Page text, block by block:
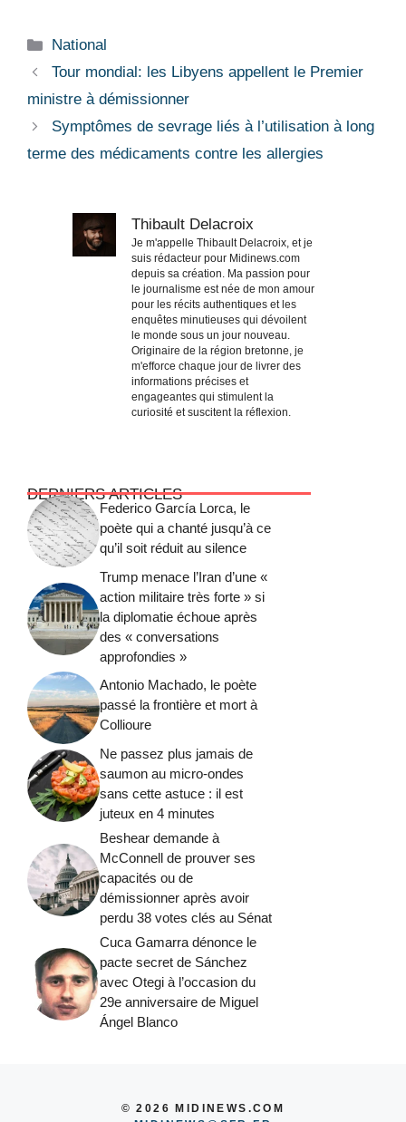
Catégories
National
Tour mondial: les Libyens appellent le Premier
ministre à démissionner
Symptômes de sevrage liés à l’utilisation à long
terme des médicaments contre les allergies
Thibault Delacroix
Je m'appelle Thibault Delacroix, et je
suis rédacteur pour Midinews.com
depuis sa création. Ma passion pour
le journalisme est née de mon amour
pour les récits authentiques et les
enquêtes minutieuses qui dévoilent
le monde sous un jour nouveau.
Originaire de la région bretonne, je
m'efforce chaque jour de livrer des
informations précises et
engageantes qui stimulent la
curiosité et suscitent la réflexion.
DERNIERS ARTICLES
Federico García Lorca, le
poète qui a chanté jusqu’à ce
qu’il soit réduit au silence
Trump menace l’Iran d’une «
action militaire très forte » si
la diplomatie échoue après
des « conversations
approfondies »
Antonio Machado, le poète
passé la frontière et mort à
Collioure
Ne passez plus jamais de
saumon au micro-ondes
sans cette astuce : il est
juteux en 4 minutes
Beshear demande à
McConnell de prouver ses
capacités ou de
démissionner après avoir
perdu 38 votes clés au Sénat
Cuca Gamarra dénonce le
pacte secret de Sánchez
avec Otegi à l’occasion du
29e anniversaire de Miguel
Ángel Blanco
© 2026 MIDINEWS.COM